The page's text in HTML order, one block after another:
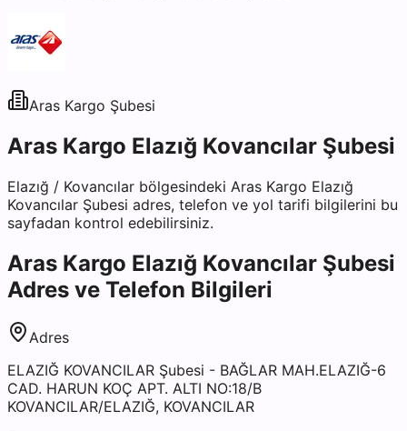
Aras Kargo Şubesi
Aras Kargo Elazığ Kovancılar Şubesi
Elazığ / Kovancılar bölgesindeki Aras Kargo Elazığ
Kovancılar Şubesi adres, telefon ve yol tarifi bilgilerini bu
sayfadan kontrol edebilirsiniz.
Aras Kargo Elazığ Kovancılar Şubesi
Adres ve Telefon Bilgileri
Adres
ELAZIĞ KOVANCILAR Şubesi - BAĞLAR MAH.ELAZIĞ-6
CAD. HARUN KOÇ APT. ALTI NO:18/B
KOVANCILAR/ELAZIĞ, KOVANCILAR